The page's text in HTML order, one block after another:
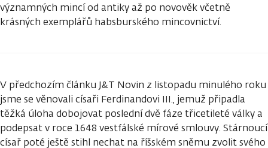
významných mincí od antiky až po novověk včetně
krásných exemplářů habsburského mincovnictví.
V předchozím článku J&T Novin z listopadu minulého roku
jsme se věnovali císaři Ferdinandovi III., jemuž připadla
těžká úloha dobojovat poslední dvě fáze třicetileté války a
podepsat v roce 1648 vestfálské mírové smlouvy. Stárnoucí
císař poté ještě stihl nechat na říšském sněmu zvolit svého